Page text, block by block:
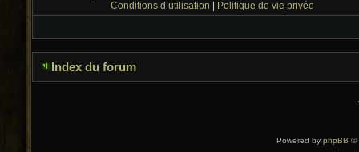
Conditions d’utilisation
Politique de vie privée
Index du forum
Powered by phpBB ©